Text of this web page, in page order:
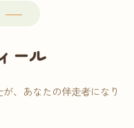
ール
、あなたの伴走者になり